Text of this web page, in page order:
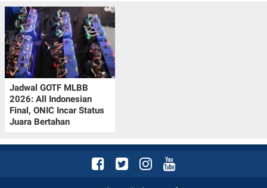
Jadwal GOTF MLBB
2026: All Indonesian
Final, ONIC Incar Status
Juara Bertahan